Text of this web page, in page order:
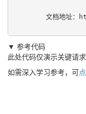
	文档地址：
▼ 参考代码
此处代码仅演示关键请
如需深入学习参考，可